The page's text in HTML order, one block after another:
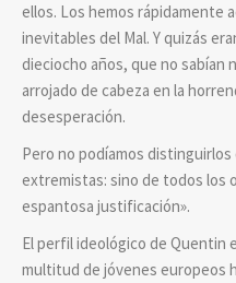
ellos. Los hemos rápidamente
inevitables del Mal. Y quizás
dieciocho años, que no sabían
arrojado de cabeza en la
desesperación.
Pero no podíamos
extremistas: sino de todos los
espantosa justificación».
El perfil ideológico de Quentin
multitud de jóvenes europeos